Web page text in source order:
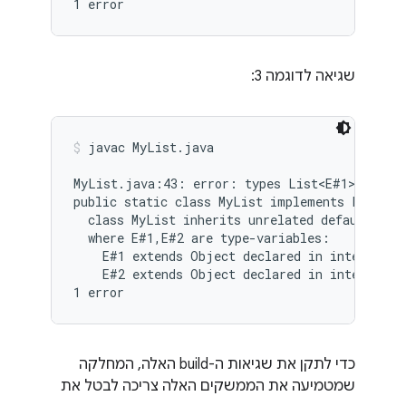
שגיאה לדוגמה 3:
javac MyList.java
MyList.java:43: error: types List<E#1> and
public static class MyList implements
class MyList inherits unrelated defaults
  where E#1,E#2 are type-variables:
E#1 extends Object declared in interface
E#2 extends Object declared in interface
כדי לתקן את שגיאות ה-build האלה, המחלקה
שמטמיעה את הממשקים האלה צריכה לבטל את